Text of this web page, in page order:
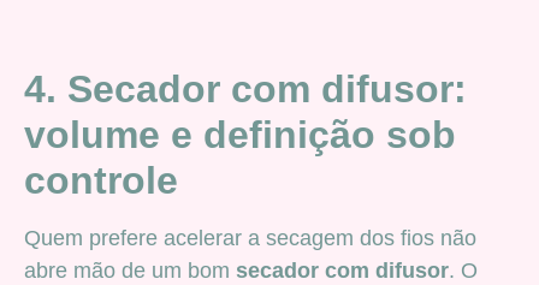
4. Secador com difusor:
volume e definição sob
controle
Quem prefere acelerar a secagem dos fios não
abre mão de um bom secador com difusor. O